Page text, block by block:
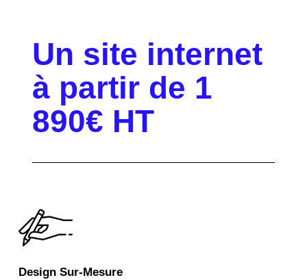
Un site internet
à partir de 1
890€ HT
Design Sur-Mesure